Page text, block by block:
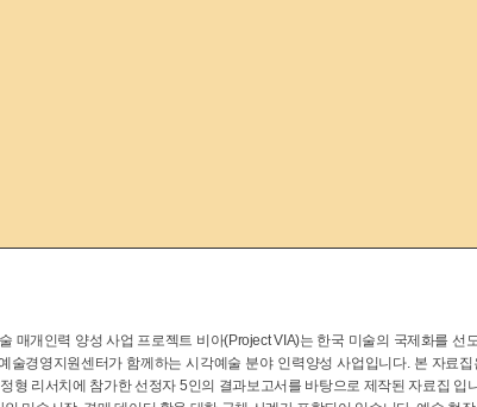
매개인력 양성 사업 프로젝트 비아(Project VIA)는 한국 미술의 국제화를
술경영지원센터가 함께하는 시각예술 분야 인력양성 사업입니다. 본 자료
형 리서치에 참가한 선정자 5인의 결과보고서를 바탕으로 제작된 자료집 입